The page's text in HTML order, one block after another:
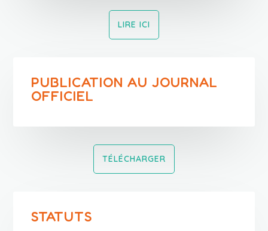
LIRE ICI
PUBLICATION AU JOURNAL
OFFICIEL
TÉLÉCHARGER
STATUTS